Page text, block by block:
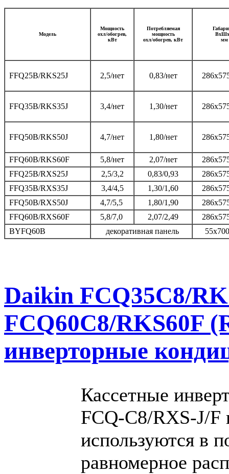
Модель
Мощность
охл/обогрев,
кВт
Потребляемая
мощность
охл/обогрев, кВт
мм
FFQ25B/RKS25J 2,5/нет 0,83/нет
FFQ35B/RKS35J 3,4/нет 1,30/нет
FFQ50B/RKS50J 4,7/нет 1,80/нет
FFQ60B/RKS60F 5,8/нет 2,07/нет
FFQ25B/RXS25J
2,5/3,2 0,83/0,93
FFQ35B/RXS35J
3,4/4,5 1,30/1,60
FFQ50B/RXS50J
4,7/5,5 1,80/1,90
FFQ60B/RXS60F
5,8/7,0 2,07/2,49
BYFQ60B
декоративная панель
Daikin FСQ35C8/
FСQ60C8/RKS60F
инверторные
Кассетные
FCQ-C8/RXS-J/F
используются в
равномерное